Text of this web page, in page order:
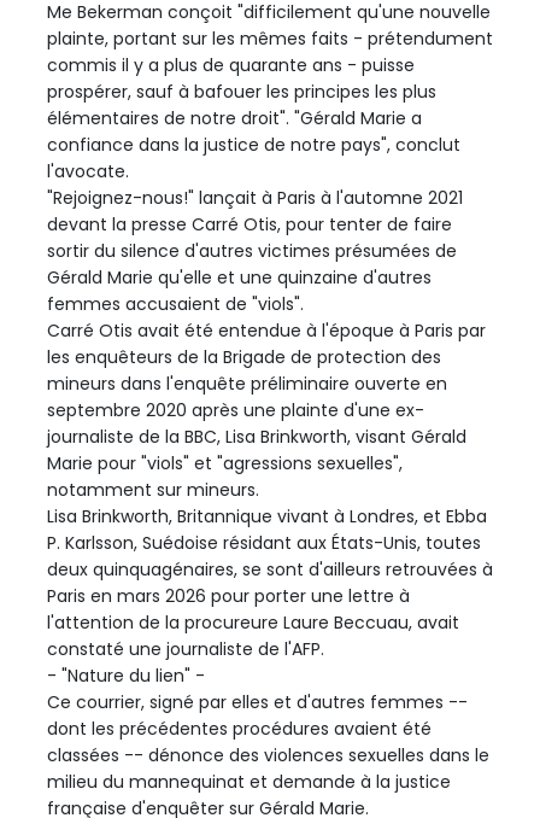
Me Bekerman conçoit "difficilement qu'une nouvelle
plainte, portant sur les mêmes faits - prétendument
commis il y a plus de quarante ans - puisse
prospérer, sauf à bafouer les principes les plus
élémentaires de notre droit". "Gérald Marie a
confiance dans la justice de notre pays", conclut
l'avocate.
"Rejoignez-nous!" lançait à Paris à l'automne 2021
devant la presse Carré Otis, pour tenter de faire
sortir du silence d'autres victimes présumées de
Gérald Marie qu'elle et une quinzaine d'autres
femmes accusaient de "viols".
Carré Otis avait été entendue à l'époque à Paris par
les enquêteurs de la Brigade de protection des
mineurs dans l'enquête préliminaire ouverte en
septembre 2020 après une plainte d'une ex-
journaliste de la BBC, Lisa Brinkworth, visant Gérald
Marie pour "viols" et "agressions sexuelles",
notamment sur mineurs.
Lisa Brinkworth, Britannique vivant à Londres, et Ebba
P. Karlsson, Suédoise résidant aux États-Unis, toutes
deux quinquagénaires, se sont d'ailleurs retrouvées à
Paris en mars 2026 pour porter une lettre à
l'attention de la procureure Laure Beccuau, avait
constaté une journaliste de l'AFP.
- "Nature du lien" -
Ce courrier, signé par elles et d'autres femmes --
dont les précédentes procédures avaient été
classées -- dénonce des violences sexuelles dans le
milieu du mannequinat et demande à la justice
française d'enquêter sur Gérald Marie.